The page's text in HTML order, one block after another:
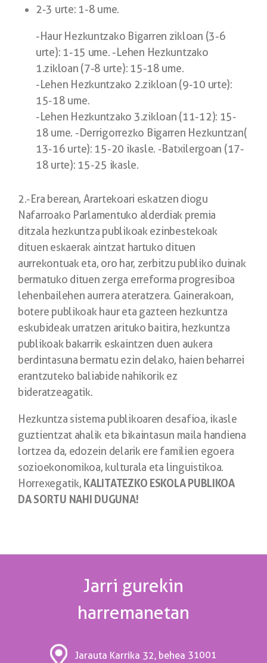
2-3 urte: 1-8 ume.
-Haur Hezkuntzako Bigarren zikloan (3-6
urte): 1-15 ume. -Lehen Hezkuntzako
1.zikloan (7-8 urte): 15-18 ume.
-Lehen Hezkuntzako 2.zikloan (9-10 urte):
15-18 ume.
-Lehen Hezkuntzako 3.zikloan (11-12): 15-
18 ume. -Derrigorrezko Bigarren Hezkuntzan(
13-16 urte): 15-20 ikasle. -Batxilergoan (17-
18 urte): 15-25 ikasle.
2.-Era berean, Arartekoari eskatzen diogu
Nafarroako Parlamentuko alderdiak premia
ditzala hezkuntza publikoak ezinbestekoak
dituen eskaerak aintzat hartuko dituen
aurrekontuak eta, oro har, zerbitzu publiko duinak
bermatuko dituen zerga erreforma progresiboa
lehenbailehen aurrera ateratzera. Gainerakoan,
botere publikoak haur eta gazteen hezkuntza
eskubideak urratzen arituko baitira, hezkuntza
publikoak bakarrik eskaintzen duen aukera
berdintasuna bermatu ezin delako, haien beharrei
erantzuteko baliabide nahikorik ez
bideratzeagatik.
Hezkuntza sistema publikoaren desafioa, ikasle
guztientzat ahalik eta bikaintasun maila handiena
lortzea da, edozein delarik ere familien egoera
sozioekonomikoa, kulturala eta linguistikoa.
Horrexegatik, KALITATEZKO ESKOLA PUBLIKOA
DA SORTU NAHI DUGUNA!
Jarri gurekin
harremanetan
Jarauta Karrika 32, behea 31001